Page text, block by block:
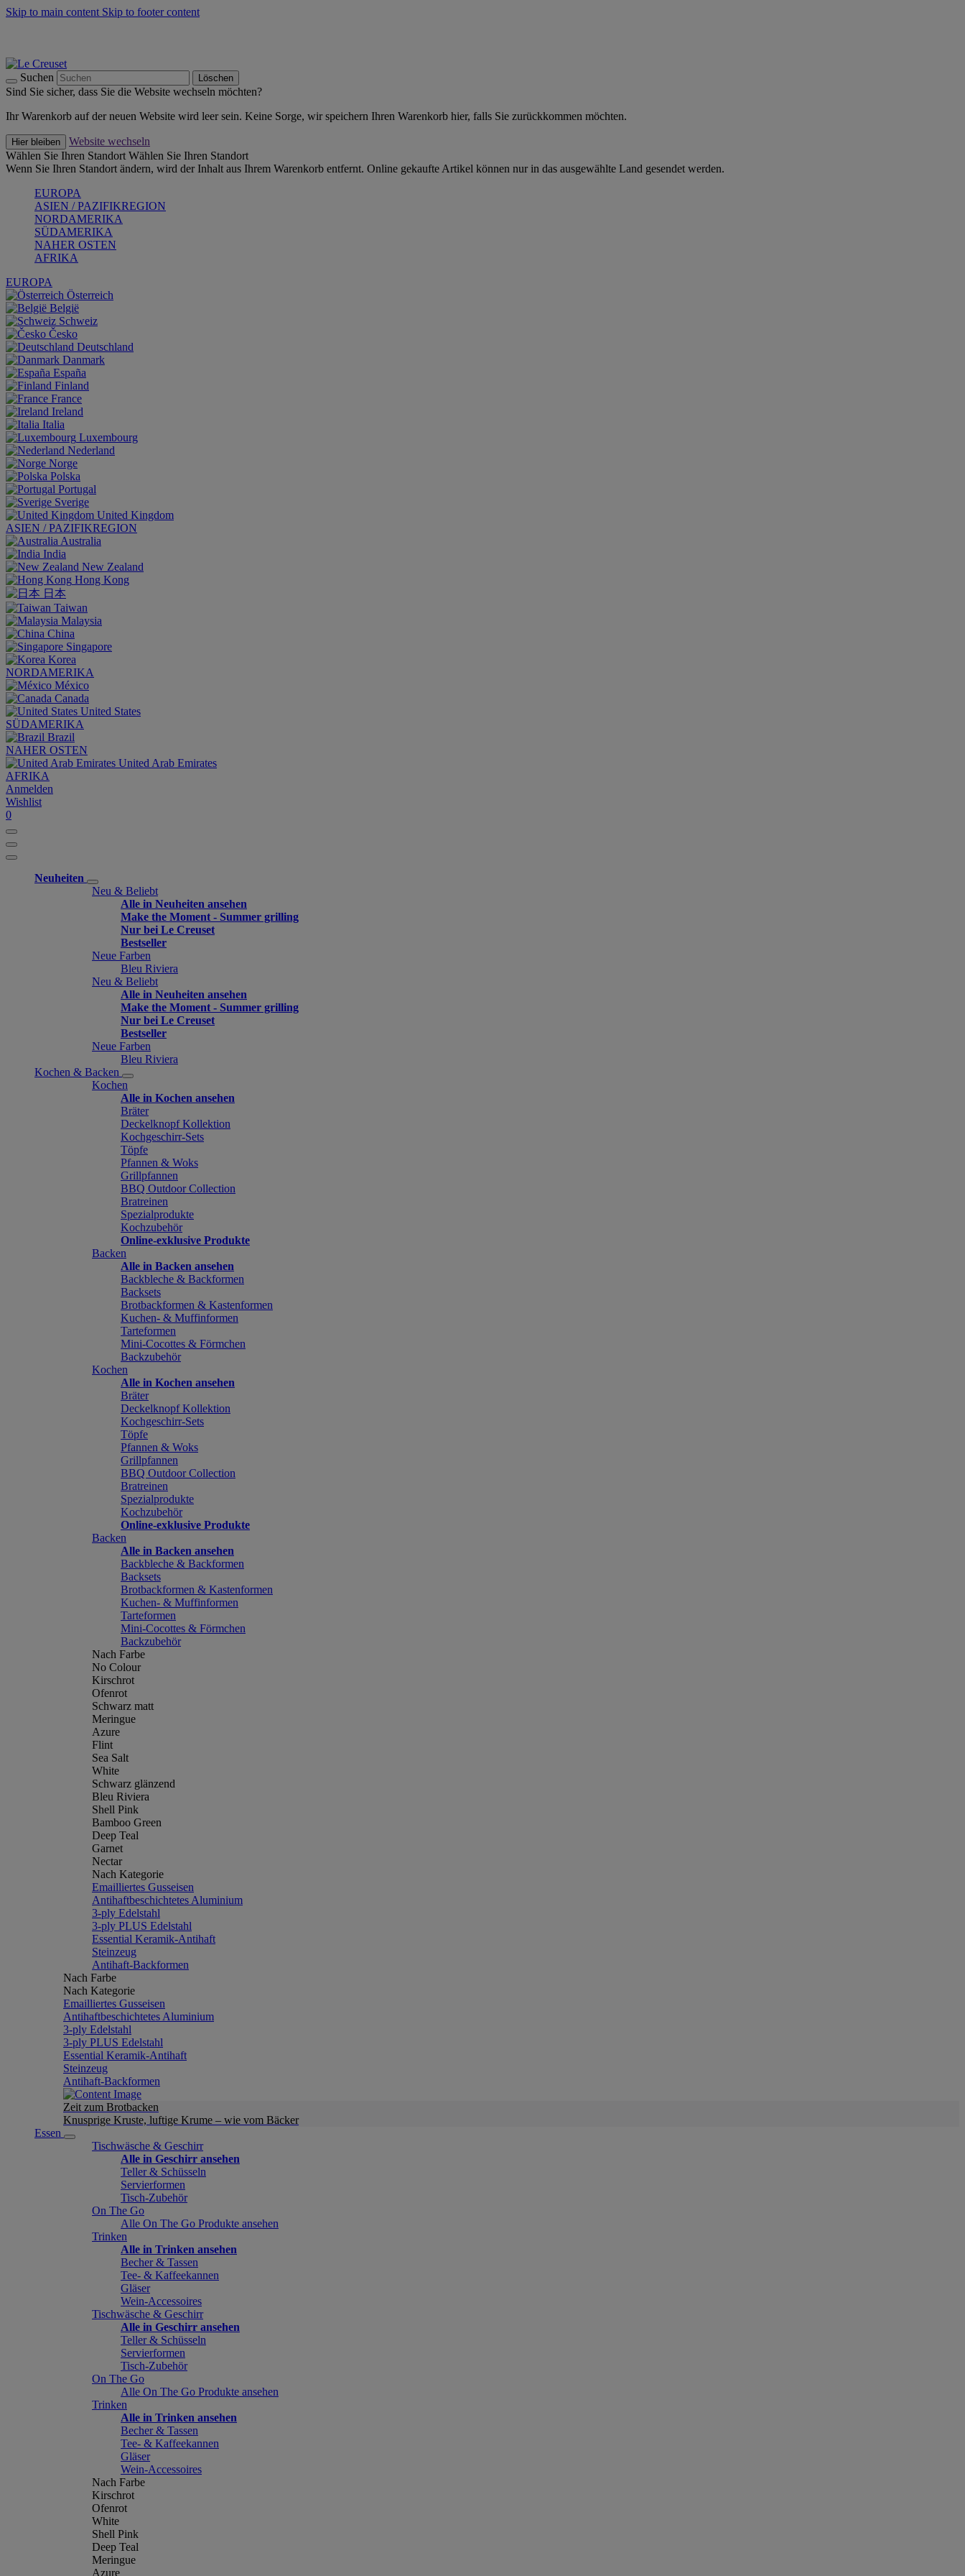
Skip to main content Skip to footer content
Suchen Löschen
Sind Sie sicher, dass Sie die Website wechseln möchten?
Ihr Warenkorb auf der neuen Website wird leer sein. Keine Sorge, wir speichern Ihren Warenkorb hier, falls Sie zurückkommen möchten.
Hier bleiben
Website wechseln
Wählen Sie Ihren Standort Wählen Sie Ihren Standort
Wenn Sie Ihren Standort ändern, wird der Inhalt aus Ihrem Warenkorb entfernt. Online gekaufte Artikel können nur in das ausgewählte Land gesendet werden.
EUROPA
ASIEN / PAZIFIKREGION
NORDAMERIKA
SÜDAMERIKA
NAHER OSTEN
AFRIKA
EUROPA
Österreich
België
Schweiz
Česko
Deutschland
Danmark
España
Finland
France
Ireland
Italia
Luxembourg
Nederland
Norge
Polska
Portugal
Sverige
United Kingdom
ASIEN / PAZIFIKREGION
Australia
India
New Zealand
Hong Kong
日本
Taiwan
Malaysia
China
Singapore
Korea
NORDAMERIKA
México
Canada
United States
SÜDAMERIKA
Brazil
NAHER OSTEN
United Arab Emirates
AFRIKA
Anmelden
Wishlist
0
Neuheiten
Neu & Beliebt
Alle in Neuheiten ansehen
Make the Moment - Summer grilling
Nur bei Le Creuset
Bestseller
Neue Farben
Bleu Riviera
Neu & Beliebt
Alle in Neuheiten ansehen
Make the Moment - Summer grilling
Nur bei Le Creuset
Bestseller
Neue Farben
Bleu Riviera
Kochen & Backen
Kochen
Alle in Kochen ansehen
Bräter
Deckelknopf Kollektion
Kochgeschirr-Sets
Töpfe
Pfannen & Woks
Grillpfannen
BBQ Outdoor Collection
Bratreinen
Spezialprodukte
Kochzubehör
Online-exklusive Produkte
Backen
Alle in Backen ansehen
Backbleche & Backformen
Backsets
Brotbackformen & Kastenformen
Kuchen- & Muffinformen
Tarteformen
Mini-Cocottes & Förmchen
Backzubehör
Kochen
Alle in Kochen ansehen
Bräter
Deckelknopf Kollektion
Kochgeschirr-Sets
Töpfe
Pfannen & Woks
Grillpfannen
BBQ Outdoor Collection
Bratreinen
Spezialprodukte
Kochzubehör
Online-exklusive Produkte
Backen
Alle in Backen ansehen
Backbleche & Backformen
Backsets
Brotbackformen & Kastenformen
Kuchen- & Muffinformen
Tarteformen
Mini-Cocottes & Förmchen
Backzubehör
Nach Farbe
No Colour
Kirschrot
Ofenrot
Schwarz matt
Meringue
Azure
Flint
Sea Salt
White
Schwarz glänzend
Bleu Riviera
Shell Pink
Bamboo Green
Deep Teal
Garnet
Nectar
Nach Kategorie
Emailliertes Gusseisen
Antihaftbeschichtetes Aluminium
3-ply Edelstahl
3-ply PLUS Edelstahl
Essential Keramik-Antihaft
Steinzeug
Antihaft-Backformen
Nach Farbe
Nach Kategorie
Emailliertes Gusseisen
Antihaftbeschichtetes Aluminium
3-ply Edelstahl
3-ply PLUS Edelstahl
Essential Keramik-Antihaft
Steinzeug
Antihaft-Backformen
Zeit zum Brotbacken
Knusprige Kruste, luftige Krume – wie vom Bäcker
Essen
Tischwäsche & Geschirr
Alle in Geschirr ansehen
Teller & Schüsseln
Servierformen
Tisch-Zubehör
On The Go
Alle On The Go Produkte ansehen
Trinken
Alle in Trinken ansehen
Becher & Tassen
Tee- & Kaffeekannen
Gläser
Wein-Accessoires
Tischwäsche & Geschirr
Alle in Geschirr ansehen
Teller & Schüsseln
Servierformen
Tisch-Zubehör
On The Go
Alle On The Go Produkte ansehen
Trinken
Alle in Trinken ansehen
Becher & Tassen
Tee- & Kaffeekannen
Gläser
Wein-Accessoires
Nach Farbe
Kirschrot
Ofenrot
White
Shell Pink
Deep Teal
Meringue
Azure